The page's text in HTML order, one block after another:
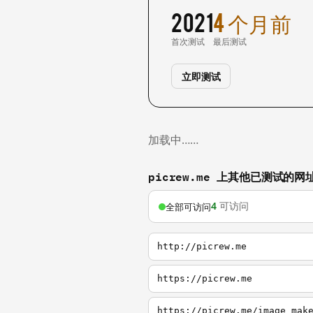
2021
首次测试
4 个月前
最后测试
立即测试
加载中……
picrew.me 上其他已测试的网
全部可访问4 可访问
http://picrew.me
https://picrew.me
https://picrew.me/